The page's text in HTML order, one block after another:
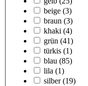
beige (3)
braun (3)
khaki (4)
grün (41)
türkis (1)
blau (85)
lila (1)
silber (19)